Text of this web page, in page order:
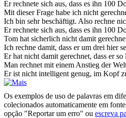
Errechnete sich aus, dass es ihn 100
Mit dieser Frage habe ich nicht
Ich bin sehr beschäftigt. Also rechne
Errechnete sich aus, dass es ihn 100
Tom hat sicherlich nicht damit
Ich rechne damit, dass er um drei hier
Er hat nicht damit gerechnet, dass er
Man rechnet mit einem Anstieg der
Er ist nicht intelligent genug, im Kopf
Os exemplos de uso de palavras em
colecionados automaticamente em
opção "Reportar um erro" ou escreva